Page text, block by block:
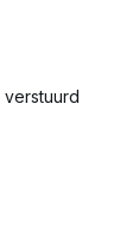
verstuurd